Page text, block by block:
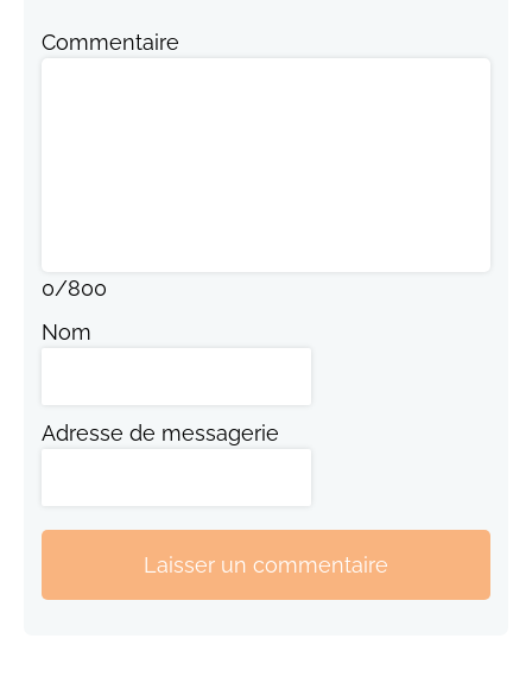
Commentaire
0/800
Nom
Adresse de messagerie
Laisser un commentaire